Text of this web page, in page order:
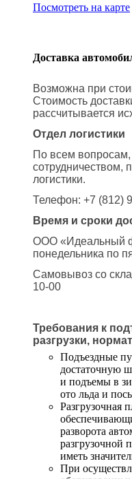
Посмотреть на карте
Доставка
Возможна при
Стоимость
рассчитывается
Отдел логистики
По всем
сотрудничеством,
логистики.
Телефон: +7 (812)
Время и сроки
ООО «Идеальный
понедельника по
Самовывоз со
10-00
Требования к
разгрузки,
Подъездные
достаточную
и подъемы в
ото льда и
Разгрузочная
разворота
разгрузочной
иметь
При